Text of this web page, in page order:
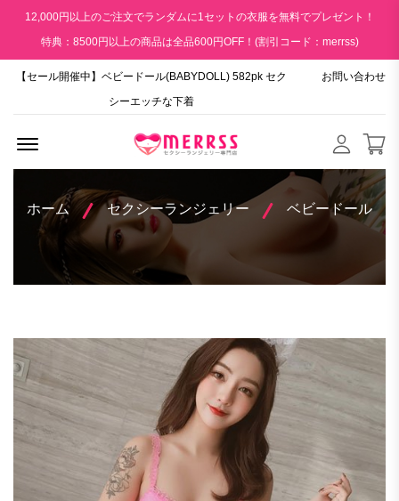
12,000円以上のご注文でランダムに1セットの衣服を無料でプレゼント！
特典：8500円以上の商品は全品600円OFF！(割引コード：merrss)
【セール開催中】ベビードール(BABYDOLL) 582pk セク
シーエッチな下着
お問い合わせ
ホーム セクシーランジェリー ベビードール